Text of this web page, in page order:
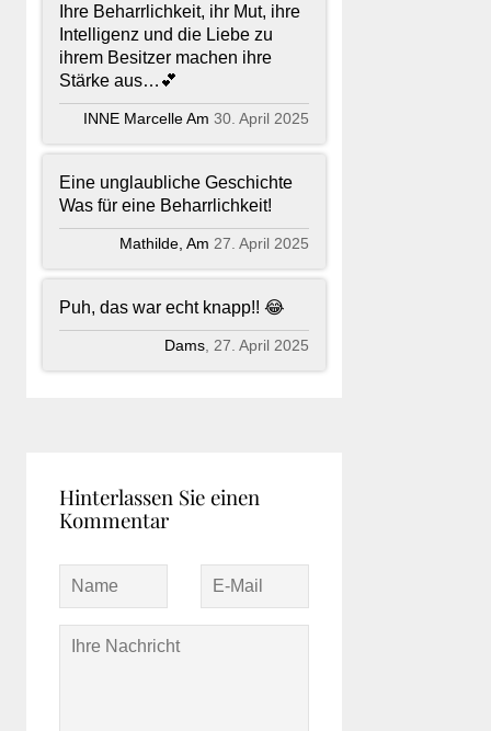
Ihre Beharrlichkeit, ihr Mut, ihre
Intelligenz und die Liebe zu
ihrem Besitzer machen ihre
Stärke aus…💕
INNE Marcelle Am 30. April 2025
Eine unglaubliche Geschichte
Was für eine Beharrlichkeit!
Mathilde, Am 27. April 2025
Puh, das war echt knapp!! 😂
Dams , 27. April 2025
Hinterlassen Sie einen
Kommentar